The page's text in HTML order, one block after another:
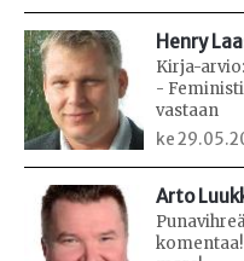
Henry
Kirja-
-
vastaan
ke
Arto